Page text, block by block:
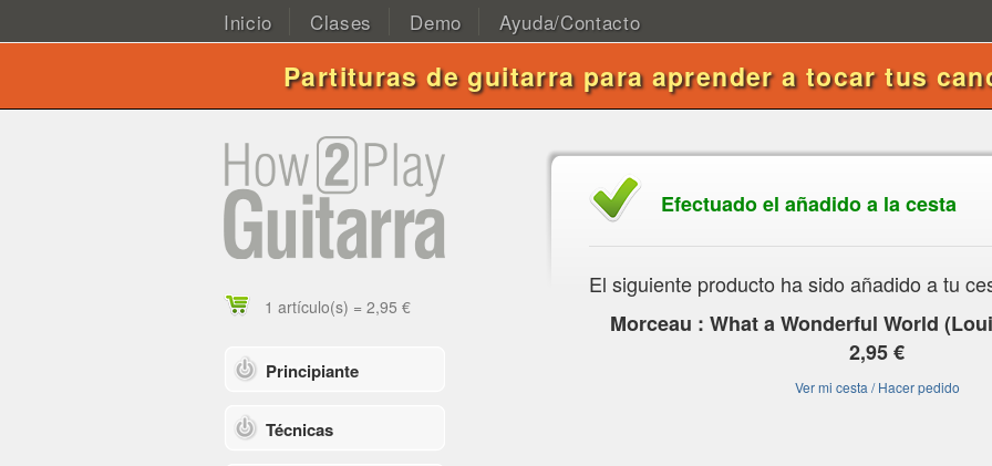
Inicio Clases Demo Ayuda/Contacto
Partituras de guitarra para aprender a tocar tus
1 artículo(s) = 2,95 €
Principiante
Técnicas
Efectuado el añadido a la cesta
El siguiente producto ha sido añadido a tu
Morceau : What a Wonderful World
2,95 €
Ver mi cesta / Hacer pedido